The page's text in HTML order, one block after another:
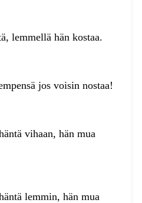
lemmellä hän kostaa.
jos voisin nostaa!
vihaan, hän mua
lemmin, hän mua